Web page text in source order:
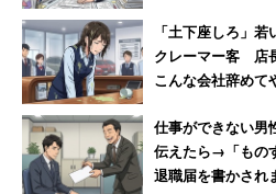
「子どもが絡むとどうし
どこまで自覚しているか
そもそも、有休は労働者全員の
暇を与えなくてはならない旨が
いる。取りやすさに違いがある
「土下座しろ」
クレーマー客 店
こんな会社辞めて
仕事ができない男
伝えたら→「もの
退職届を書かされ